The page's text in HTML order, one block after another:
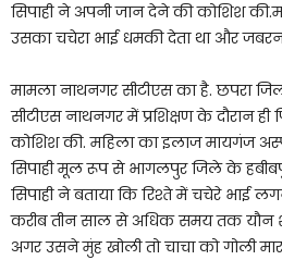
सिपाही ने अपनी जान देने की कोशिश
उसका चचेरा भाई धमकी देता था और जबरन
मामला नाथनगर सीटीएस का है. छपरा
सीटीएस नाथनगर में प्रशिक्षण के दौरान
कोशिश की. महिला का इलाज मायगंज
सिपाही मूल रूप से भागलपुर जिले के
सिपाही ने बताया कि रिश्ते में चचेरे भाई
करीब तीन साल से अधिक समय तक यौन
अगर उसने मुंह खोली तो चाचा को गोली